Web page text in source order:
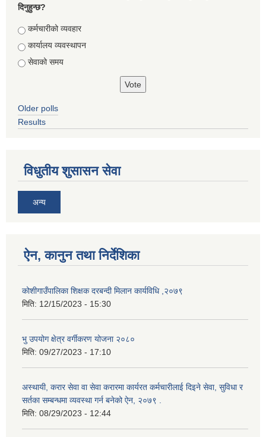
दिनुहुन्छ?
Choices
कर्मचारीको व्यवहार
कार्यालय व्यवस्थापन
सेवाको समय
Older polls
Results
विधुतीय शुसासन सेवा
अन्य
ऐन, कानुन तथा निर्देशिका
कोशीगाउँपालिका शिक्षक दरबन्दी मिलान कार्यविधि ,२०७९
मिति: 12/15/2023 - 15:30
भु उपयोग क्षेत्र वर्गीकरण योजना २०८०
मिति: 09/27/2023 - 17:10
अस्थायी, करार सेवा वा सेवा करारमा कार्यरत कर्मचारीलाई दिइने सेवा, सुविधा र
सर्तका सम्बन्धमा व्यवस्था गर्न बनेको ऐन, २०७९ ‍.
मिति: 08/29/2023 - 12:44